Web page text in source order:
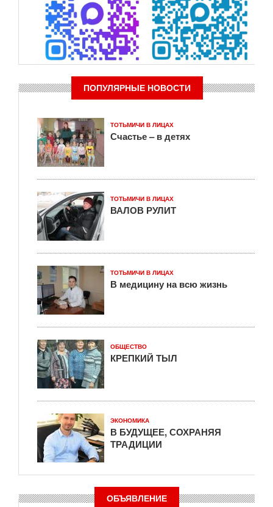
ПОПУЛЯРНЫЕ НОВОСТИ
ТОТЬМИЧИ В ЛИЦАХ
Счастье – в детях
ТОТЬМИЧИ В ЛИЦАХ
ВАЛОВ РУЛИТ
ТОТЬМИЧИ В ЛИЦАХ
В медицину на всю жизнь
ОБЩЕСТВО
КРЕПКИЙ ТЫЛ
ЭКОНОМИКА
В БУДУЩЕЕ, СОХРАНЯЯ
ТРАДИЦИИ
ОБЪЯВЛЕНИЕ